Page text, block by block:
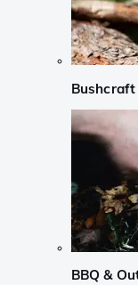
Bushcraft
BBQ &